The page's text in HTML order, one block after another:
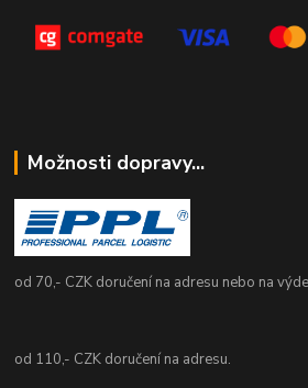
Možnosti dopravy...
od 70,- CZK doručení na adresu nebo na
od 110,- CZK doručení na adresu.